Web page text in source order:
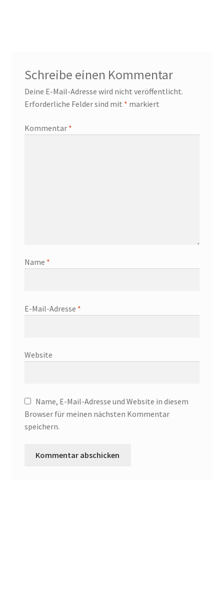
Schreibe einen Kommentar
Deine E-Mail-Adresse wird nicht veröffentlicht.
Erforderliche Felder sind mit * markiert
Kommentar *
Name *
E-Mail-Adresse *
Website
Name, E-Mail-Adresse und Website in diesem
Browser für meinen nächsten Kommentar
speichern.